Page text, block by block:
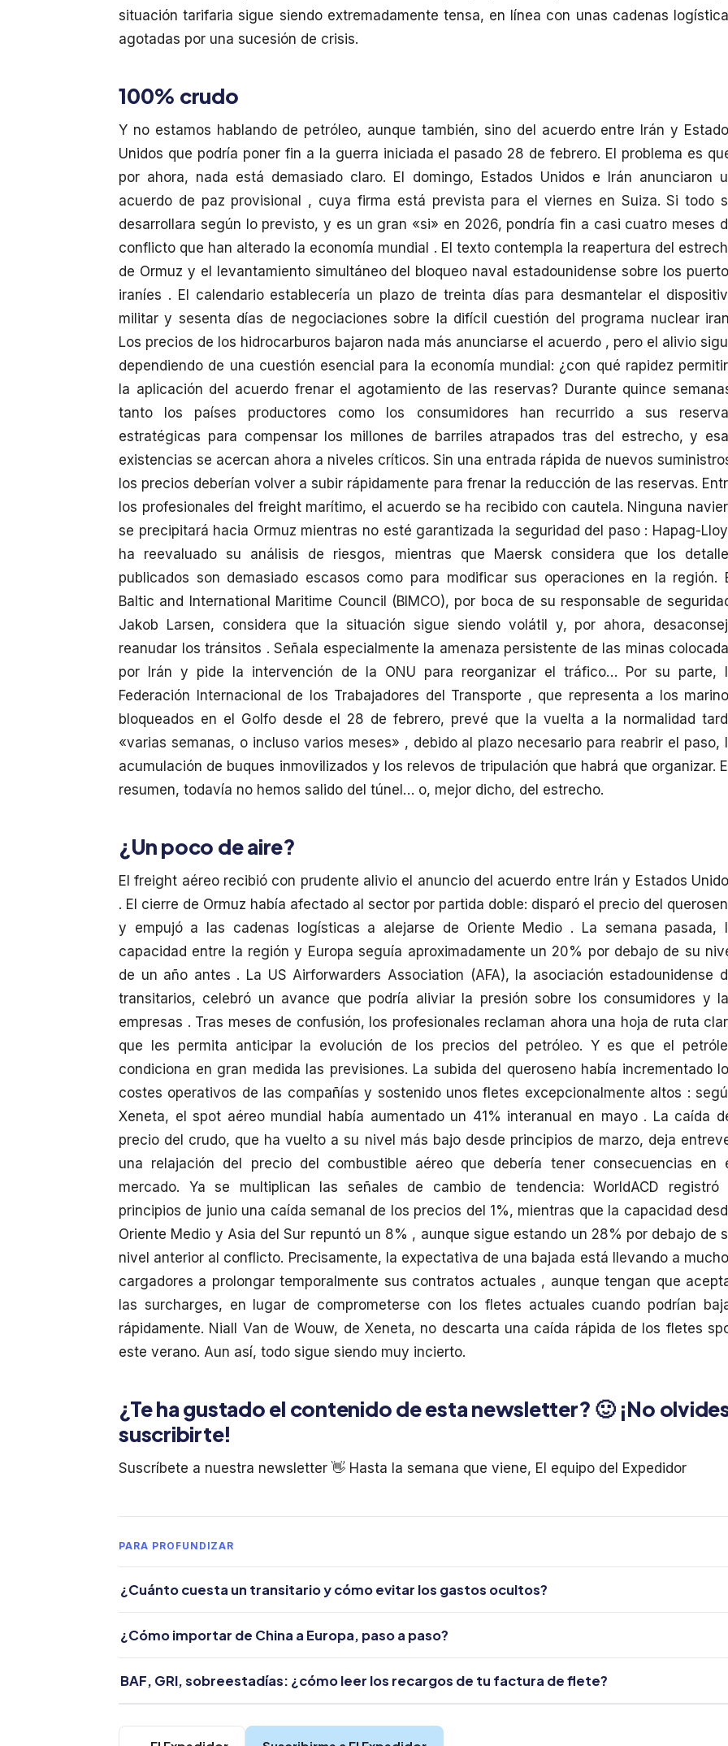
situación tarifaria sigue siendo extremadamente tensa, en línea con unas cadenas
agotadas por una sucesión de crisis.
100% crudo
Y no estamos hablando de petróleo, aunque también, sino del acuerdo entre Irán y
Unidos que podría poner fin a la guerra iniciada el pasado 28 de febrero. El problema es
por ahora, nada está demasiado claro. El domingo, Estados Unidos e Irán anunciaron
acuerdo de paz provisional , cuya firma está prevista para el viernes en Suiza. Si todo
desarrollara según lo previsto, y es un gran «si» en 2026, pondría fin a casi cuatro meses
conflicto que han alterado la economía mundial . El texto contempla la reapertura del
de Ormuz y el levantamiento simultáneo del bloqueo naval estadounidense sobre los
iraníes . El calendario establecería un plazo de treinta días para desmantelar el
militar y sesenta días de negociaciones sobre la difícil cuestión del programa nuclear
Los precios de los hidrocarburos bajaron nada más anunciarse el acuerdo , pero el alivio
dependiendo de una cuestión esencial para la economía mundial: ¿con qué rapidez
la aplicación del acuerdo frenar el agotamiento de las reservas? Durante quince
tanto los países productores como los consumidores han recurrido a sus
estratégicas para compensar los millones de barriles atrapados tras del estrecho, y
existencias se acercan ahora a niveles críticos. Sin una entrada rápida de nuevos
los precios deberían volver a subir rápidamente para frenar la reducción de las reservas.
los profesionales del freight marítimo, el acuerdo se ha recibido con cautela. Ninguna
se precipitará hacia Ormuz mientras no esté garantizada la seguridad del paso : Hapag-
ha reevaluado su análisis de riesgos, mientras que Maersk considera que los
publicados son demasiado escasos como para modificar sus operaciones en la región.
Baltic and International Maritime Council (BIMCO), por boca de su responsable de
Jakob Larsen, considera que la situación sigue siendo volátil y, por ahora,
reanudar los tránsitos . Señala especialmente la amenaza persistente de las minas
por Irán y pide la intervención de la ONU para reorganizar el tráfico… Por su parte,
Federación Internacional de los Trabajadores del Transporte , que representa a los
bloqueados en el Golfo desde el 28 de febrero, prevé que la vuelta a la normalidad
«varias semanas, o incluso varios meses» , debido al plazo necesario para reabrir el paso,
acumulación de buques inmovilizados y los relevos de tripulación que habrá que organizar.
resumen, todavía no hemos salido del túnel… o, mejor dicho, del estrecho.
¿Un poco de aire?
El freight aéreo recibió con prudente alivio el anuncio del acuerdo entre Irán y Estados
. El cierre de Ormuz había afectado al sector por partida doble: disparó el precio del
y empujó a las cadenas logísticas a alejarse de Oriente Medio . La semana pasada,
capacidad entre la región y Europa seguía aproximadamente un 20% por debajo de su
de un año antes . La US Airforwarders Association (AFA), la asociación estadounidense
transitarios, celebró un avance que podría aliviar la presión sobre los consumidores y
empresas . Tras meses de confusión, los profesionales reclaman ahora una hoja de ruta
que les permita anticipar la evolución de los precios del petróleo. Y es que el
condiciona en gran medida las previsiones. La subida del queroseno había incrementado
costes operativos de las compañías y sostenido unos fletes excepcionalmente altos :
Xeneta, el spot aéreo mundial había aumentado un 41% interanual en mayo . La caída
precio del crudo, que ha vuelto a su nivel más bajo desde principios de marzo, deja
una relajación del precio del combustible aéreo que debería tener consecuencias en
mercado. Ya se multiplican las señales de cambio de tendencia: WorldACD registró
principios de junio una caída semanal de los precios del 1%, mientras que la capacidad
Oriente Medio y Asia del Sur repuntó un 8% , aunque sigue estando un 28% por debajo de
nivel anterior al conflicto. Precisamente, la expectativa de una bajada está llevando a
cargadores a prolongar temporalmente sus contratos actuales , aunque tengan que
las surcharges, en lugar de comprometerse con los fletes actuales cuando podrían
rápidamente. Niall Van de Wouw, de Xeneta, no descarta una caída rápida de los fletes
este verano. Aun así, todo sigue siendo muy incierto.
¿Te ha gustado el contenido de esta newsletter? 🙂 ¡No
suscribirte!
Suscríbete a nuestra newsletter 👋 Hasta la semana que viene, El equipo del Expedidor
PARA PROFUNDIZAR
¿Cuánto cuesta un transitario y cómo evitar los gastos ocultos?
¿Cómo importar de China a Europa, paso a paso?
BAF, GRI, sobreestadías: ¿cómo leer los recargos de tu factura de flete?